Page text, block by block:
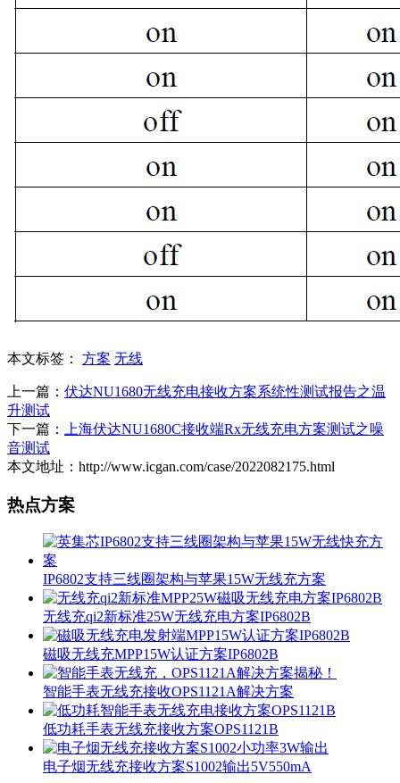
本文标签： 方案 无线
上一篇： 伏达NU1680无线充电接收方案系统性测试报告之温
升测试
下一篇：
上海伏达NU1680C接收端Rx无线充电方案测试之噪
音测试
本文地址：http://www.icgan.com/case/2022082175.html
热点方案
IP6802支持三线圈架构与苹果15W无线充方案
无线充qi2新标准25W无线充电方案IP6802B
磁吸无线充MPP15W认证方案IP6802B
智能手表无线充接收OPS1121A解决方案
低功耗手表无线充接收方案OPS1121B
电子烟无线充接收方案S1002输出5V550mA